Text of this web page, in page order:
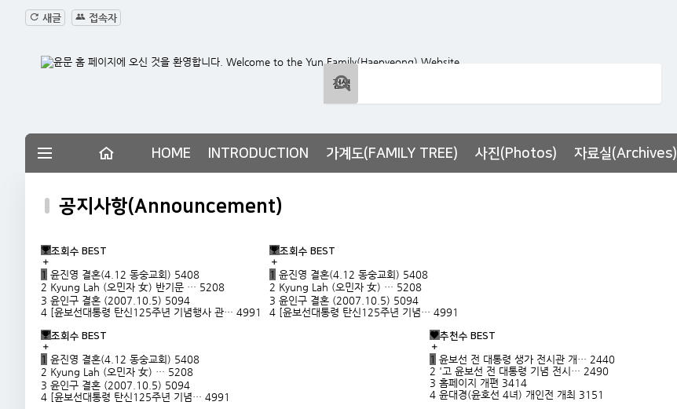
새글 접속자
HOME INTRODUCTION 가계도(FAMILY TREE) 사진(Photos) 자료실(Archives)
공지사항(Announcement)
조회수 BEST
1 윤진영 결혼(4.12 동숭교회) 5408
2 Kyung Lah (오민자 女) 반기문 … 5208
3 윤인구 결혼 (2007.10.5) 5094
4 [윤보선대통령 탄신125주년 기념행사 관… 4991
조회수 BEST
1 윤진영 결혼(4.12 동숭교회) 5408
2 Kyung Lah (오민자 女) … 5208
3 윤인구 결혼 (2007.10.5) 5094
4 [윤보선대통령 탄신125주년 기념… 4991
조회수 BEST
1 윤진영 결혼(4.12 동숭교회) 5408
2 Kyung Lah (오민자 女) … 5208
3 윤인구 결혼 (2007.10.5) 5094
4 [윤보선대통령 탄신125주년 기념… 4991
추천수 BEST
1 윤보선 전 대통령 생가 전시관 개… 2440
2 '고 윤보선 전 대통령 기념 전시… 2490
3 홈페이지 개편 3414
4 윤대경(윤호선 4녀) 개인전 개최 3151